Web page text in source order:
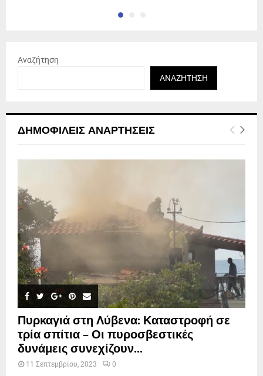
Αναζήτηση
ΑΝΑΖΉΤΗΣΗ
ΔΗΜΟΦΙΛΕΊΣ ΑΝΑΡΤΉΣΕΙΣ
Πυρκαγιά στη Λύβενα: Καταστροφή σε
τρία σπίτια – Οι πυροσβεστικές
δυνάμεις συνεχίζουν...
11 Σεπτεμβρίου, 2023 0